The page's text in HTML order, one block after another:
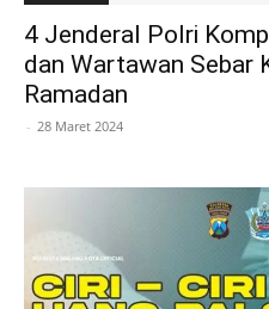
4 Jenderal Polri
dan Wartawan Sebar
Ramadan
- 28 Maret 2024